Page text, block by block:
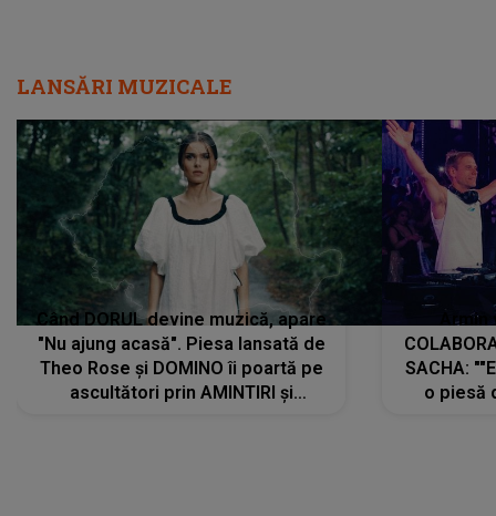
LANSĂRI MUZICALE
Când DORUL devine muzică, apare
"Nu ajung acasă". Piesa lansată de
Theo Rose și DOMINO îi poartă pe
ascultători prin AMINTIRI și
SACHA:
o piesă